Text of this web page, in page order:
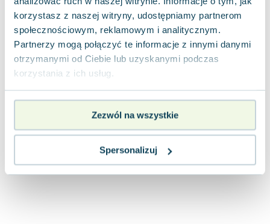
korzystasz z naszej witryny, udostępniamy partnerom
społecznościowym, reklamowym i analitycznym.
Partnerzy mogą połączyć te informacje z innymi danymi
otrzymanymi od Ciebie lub uzyskanymi podczas
korzystania z ich usług.
Zezwól na wszystkie
Spersonalizuj
Jacek Walkiewicz